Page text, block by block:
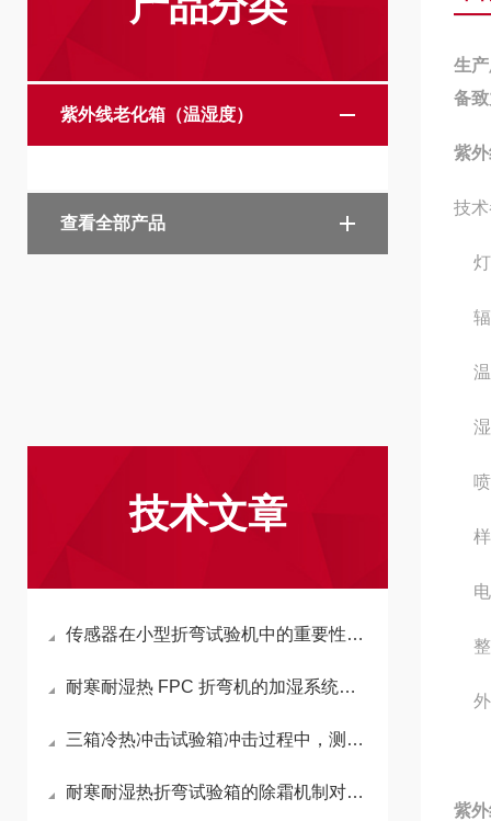
紫外线老化箱（温湿度）
查看全部产品
技术文章
传感器在小型折弯试验机中的重要性是什么？
耐寒耐湿热 FPC 折弯机的加湿系统堵塞如何清理维护？
三箱冷热冲击试验箱冲击过程中，测试样品是移动还是温度气流在移动？
耐寒耐湿热折弯试验箱的除霜机制对测试连续性影响如何？
生
备
紫
技
紫